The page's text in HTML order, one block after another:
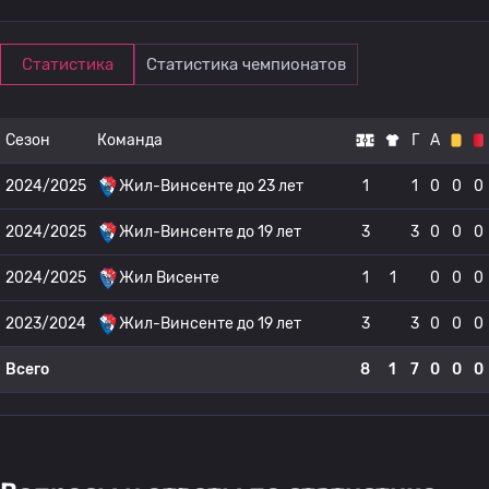
Статистика Статистика чемпионатов
Сезон Команда Г А
2024/2025 Жил-Винсенте до 23 лет 1 1 0 0 0
2024/2025 Жил-Винсенте до 19 лет 3 3 0 0 0
2024/2025 Жил Висенте 1 1 0 0 0
2023/2024 Жил-Винсенте до 19 лет 3 3 0 0 0
Всего 8 1 7 0 0 0